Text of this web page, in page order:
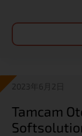
2023年6月2日
Tamcam